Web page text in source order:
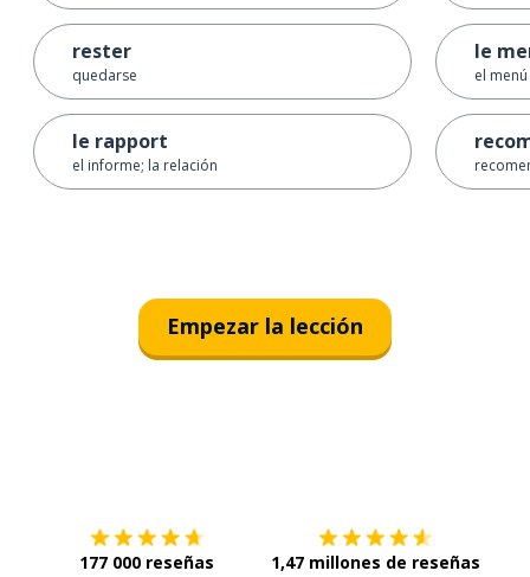
rester
quedarse
le rapport
el informe; la relación
le
el menú
Empezar la lección
177 000 reseñas 1,47 millones de reseñas